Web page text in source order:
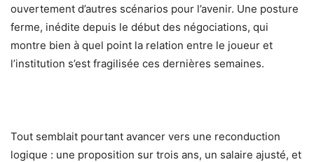
ouvertement d’autres scénarios pour l’avenir. Une posture
ferme, inédite depuis le début des négociations, qui
montre bien à quel point la relation entre le joueur et
l’institution s’est fragilisée ces dernières semaines.
Tout semblait pourtant avancer vers une reconduction
logique : une proposition sur trois ans, un salaire ajusté, et